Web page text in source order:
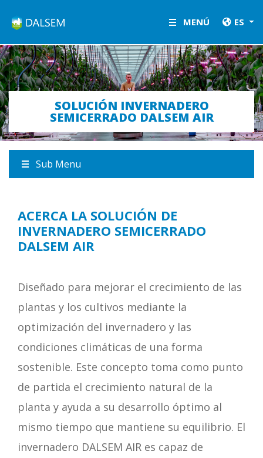
MENÚ ES
SOLUCIÓN INVERNADERO
SEMICERRADO DALSEM AIR
Sub Menu
ACERCA LA SOLUCIÓN DE
INVERNADERO SEMICERRADO
DALSEM AIR
Diseñado para mejorar el crecimiento de las
plantas y los cultivos mediante la
optimización del invernadero y las
condiciones climáticas de una forma
sostenible. Este concepto toma como punto
de partida el crecimiento natural de la
planta y ayuda a su desarrollo óptimo al
mismo tiempo que mantiene su equilibrio. El
invernadero DALSEM AIR es capaz de